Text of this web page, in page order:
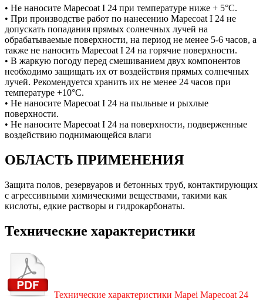
• Не наносите Mapecoat I 24 при температуре ниже + 5°C.
• При производстве работ по нанесению Mapecoat I 24 не
допускать попадания прямых солнечных лучей на
обрабатываемые поверхности, на период не менее 5-6 часов, а
также не наносить Mapecoat I 24 на горячие поверхности.
• В жаркую погоду перед смешиванием двух компонентов
необходимо защищать их от воздействия прямых солнечных
лучей. Рекомендуется хранить их не менее 24 часов при
температуре +10°С.
• Не наносите Mapecoat I 24 на пыльные и рыхлые
поверхности.
• Не наносите Mapecoat I 24 на поверхности, подверженные
воздействию поднимающейся влаги
ОБЛАСТЬ ПРИМЕНЕНИЯ
Защита полов, резервуаров и бетонных труб, контактирующих
с агрессивными химическими веществами, такими как
кислоты, едкие растворы и гидрокарбонаты.
Технические характеристики
Технические характеристики Mapei Mapecoat 24